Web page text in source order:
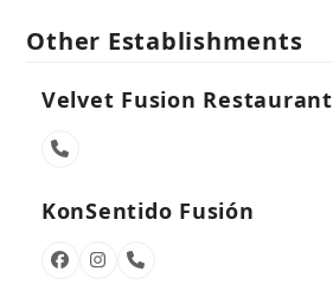
Other Establishments
Velvet Fusion Restaurant
Phone
KonSentido Fusión
Facebook
Instagram
Phone